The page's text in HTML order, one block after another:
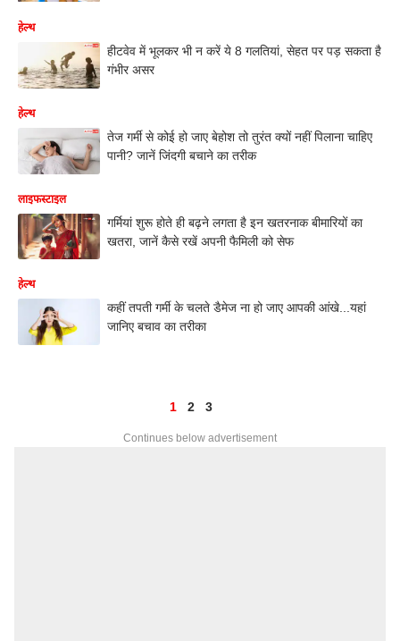
हेल्थ
हीटवेव में भूलकर भी न करें ये 8 गलतियां, सेहत पर पड़ सकता है
गंभीर असर
हेल्थ
तेज गर्मी से कोई हो जाए बेहोश तो तुरंत क्यों नहीं पिलाना चाहिए
पानी? जानें जिंदगी बचाने का तरीक
लाइफस्टाइल
गर्मियां शुरू होते ही बढ़ने लगता है इन खतरनाक बीमारियों का
खतरा, जानें कैसे रखें अपनी फैमिली को सेफ
हेल्थ
कहीं तपती गर्मी के चलते डैमेज ना हो जाए आपकी आंखे...यहां
जानिए बचाव का तरीका
1 2 3
Continues below advertisement